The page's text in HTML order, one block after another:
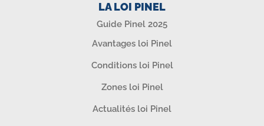
LA LOI PINEL
Guide Pinel 2025
Avantages loi Pinel
Conditions loi Pinel
Zones loi Pinel
Actualités loi Pinel